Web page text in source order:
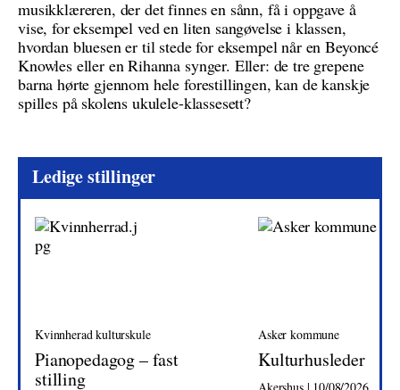
musikklæreren, der det finnes en sånn, få i oppgave å
vise, for eksempel ved en liten sangøvelse i klassen,
hvordan bluesen er til stede for eksempel når en Beyoncé
Knowles eller en Rihanna synger. Eller: de tre grepene
barna hørte gjennom hele forestillingen, kan de kanskje
spilles på skolens ukulele-klassesett?
Ledige stillinger
Kvinnherad kulturskule
Pianopedagog – fast
stilling
Asker kommune
Kulturhusleder